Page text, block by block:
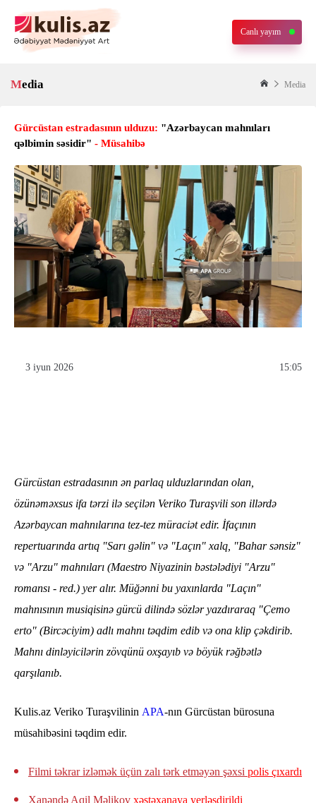
Canlı yayım
Media Media
Gürcüstan estradasının ulduzu: "Azərbaycan mahnıları
qəlbimin səsidir" - Müsahibə
3 iyun 2026 15:05
Gürcüstan estradasının ən parlaq ulduzlarından olan,
özünəməxsus ifa tərzi ilə seçilən Veriko Turaşvili son illərdə
Azərbaycan mahnılarına tez-tez müraciət edir. İfaçının
repertuarında artıq "Sarı gəlin" və "Laçın" xalq, "Bahar sənsiz"
və "Arzu" mahnıları (Maestro Niyazinin bəstələdiyi "Arzu"
romansı - red.) yer alır. Müğənni bu yaxınlarda "Laçın"
mahnısının musiqisinə gürcü dilində sözlər yazdıraraq "Çemo
erto" (Bircəciyim) adlı mahnı təqdim edib və ona klip çəkdirib.
Mahnı dinləyicilərin zövqünü oxşayıb və böyük rəğbətlə
qarşılanıb.
Kulis.az Veriko Turaşvilinin APA-nın Gürcüstan bürosuna
müsahibəsini təqdim edir.
Filmi təkrar izləmək üçün zalı tərk etməyən şəxsi polis çıxardı
Xanəndə Aqil Məlikov xəstəxanaya yerləşdirildi